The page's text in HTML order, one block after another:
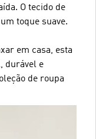
O tecido de
toque suave.
em casa, esta
durável e
de roupa